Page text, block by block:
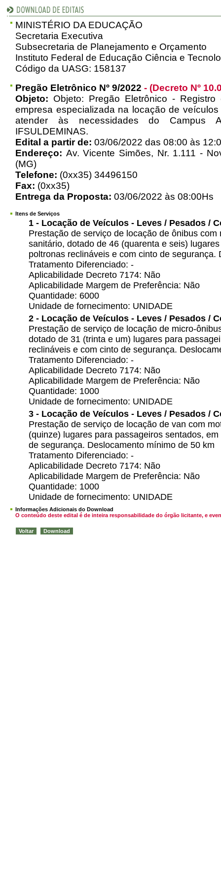
MINISTÉRIO DA EDUCAÇÃO
Secretaria Executiva
Subsecretaria de Planejamento e Orçamento
Instituto Federal de Educação Ciência e
Código da UASG: 158137
Pregão Eletrônico Nº 9/2022 - (Decreto Nº
Objeto: Objeto: Pregão Eletrônico -
empresa especializada na locação de
atender às necessidades do Campus
IFSULDEMINAS.
Edital a partir de: 03/06/2022 das 08:00 às
Endereço: Av. Vicente Simões, Nr. 1.111 -
(MG)
Telefone: (0xx35) 34496150
Fax: (0xx35)
Entrega da Proposta: 03/06/2022 às 08:00Hs
Itens de Serviços
1 - Locação de Veículos - Leves / Pesados /
Prestação de serviço de locação de ônibus
sanitário, dotado de 46 (quarenta e seis)
poltronas reclináveis e com cinto de
Tratamento Diferenciado: -
Aplicabilidade Decreto 7174: Não
Aplicabilidade Margem de Preferência: Não
Quantidade: 6000
Unidade de fornecimento: UNIDADE
2 - Locação de Veículos - Leves / Pesados /
Prestação de serviço de locação de micro-
dotado de 31 (trinta e um) lugares para
reclináveis e com cinto de segurança.
Tratamento Diferenciado: -
Aplicabilidade Decreto 7174: Não
Aplicabilidade Margem de Preferência: Não
Quantidade: 1000
Unidade de fornecimento: UNIDADE
3 - Locação de Veículos - Leves / Pesados /
Prestação de serviço de locação de van com
(quinze) lugares para passageiros sentados,
de segurança. Deslocamento mínimo de 50 km
Tratamento Diferenciado: -
Aplicabilidade Decreto 7174: Não
Aplicabilidade Margem de Preferência: Não
Quantidade: 1000
Unidade de fornecimento: UNIDADE
Informações Adicionais do Download
O conteúdo deste edital é de inteira responsabilidade do órgão licitante, e